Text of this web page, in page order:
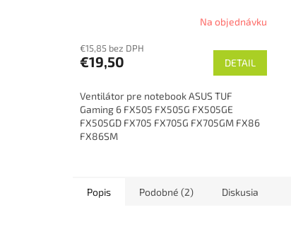
Na objednávku
€15,85 bez DPH
€19,50 DETAIL
Ventilátor pre notebook ASUS TUF
Gaming 6 FX505 FX505G FX505GE
FX505GD FX705 FX705G FX705GM FX86
FX86SM
Popis Podobné (2) Diskusia